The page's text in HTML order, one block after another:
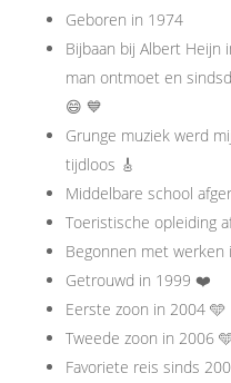
Geboren in 1974
Bijbaan bij Albert
man ontmoet en
😄 💙
Grunge muziek werd
tijdloos 🎸
Middelbare school
Toeristische opleiding
Begonnen met werken
Getrouwd in 1999 ❤️
Eerste zoon in 2004 🩵
Tweede zoon in 2006
Favoriete reis sinds